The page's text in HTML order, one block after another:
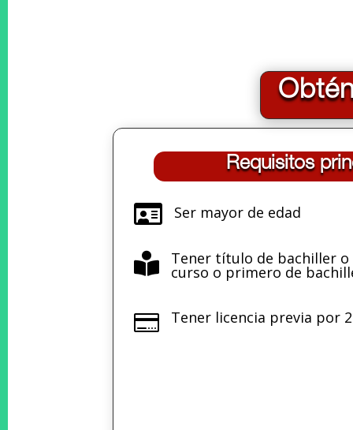
Requisitos
 Ser mayor de edad
 Tener título de bachiller
curso o primero de
 Tener licencia previa por